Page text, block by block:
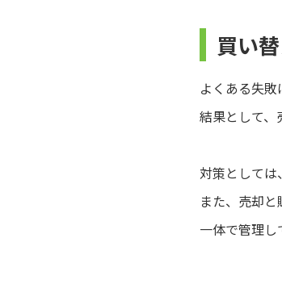
買い
よくある失敗
結果として、
対策としては
また、売却
一体で管理し